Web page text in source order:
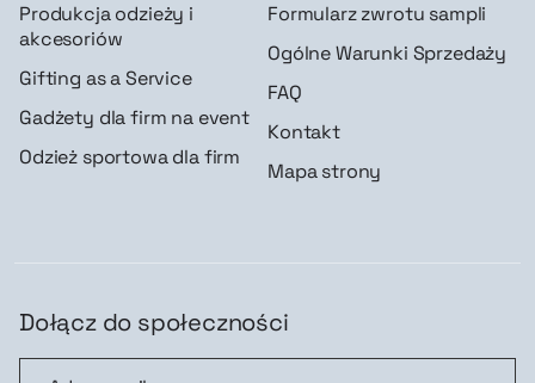
Produkcja odzieży i
akcesoriów
Gifting as a Service
Gadżety dla firm na event
Odzież sportowa dla firm
Formularz zwrotu sampli
Ogólne Warunki Sprzedaży
FAQ
Kontakt
Mapa strony
Dołącz do społeczności